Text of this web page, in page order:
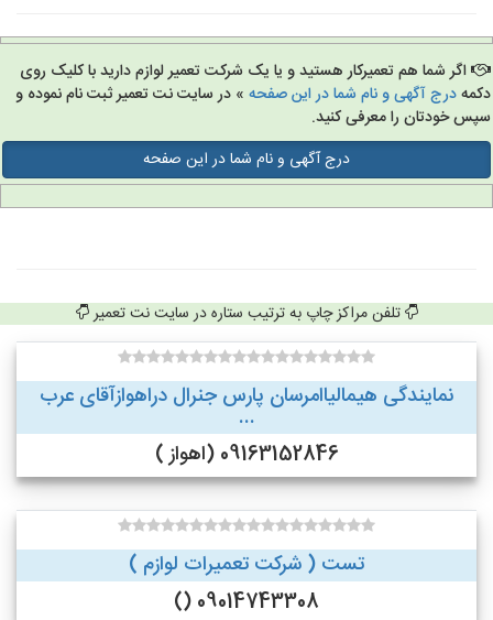
اگر شما هم تعمیرکار هستید و یا یک شرکت تعمیر لوازم دارید با کلیک روی
درج آگهی و نام شما در این صفحه» در سایت نت تعمیر ثبت نام نموده و
خودتان را معرفی کنید.
درج آگهی و نام شما در این صفحه
تلفن مراکز چاپ به ترتیب ستاره در سایت نت تعمیر
نمایندگی هیمالیاامرسان پارس جنرال دراهوازآقای عرب
...
09163152846 (اهواز )
تست ( شرکت تعمیرات لوازم )
09014743308 ()